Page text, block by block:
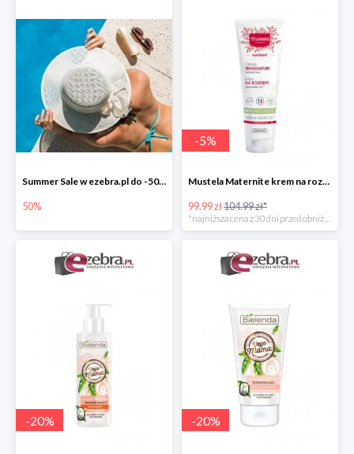
Summer Sale w ezebra.pl do -50%
50%
-5%
Mustela Maternite krem na rozstępy dla kobiet w ciąży
99.99 zł104.99 zł*
*najniższa cena z 30 dni przed obniżką
-20% -20%